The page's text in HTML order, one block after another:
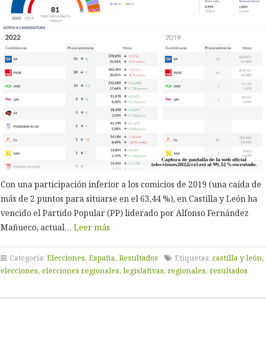
Con una participación inferior a los comicios de 2019 (una caída de
más de 2 puntos para situarse en el 63,44 %), en Castilla y León ha
vencido el Partido Popular (PP) liderado por Alfonso Fernández
Mañueco, actual… Leer más
Categoría: Elecciones, España, Resultados Etiquetas: castilla y león,
elecciones, elecciones regionales, legislativas, regionales, resultados